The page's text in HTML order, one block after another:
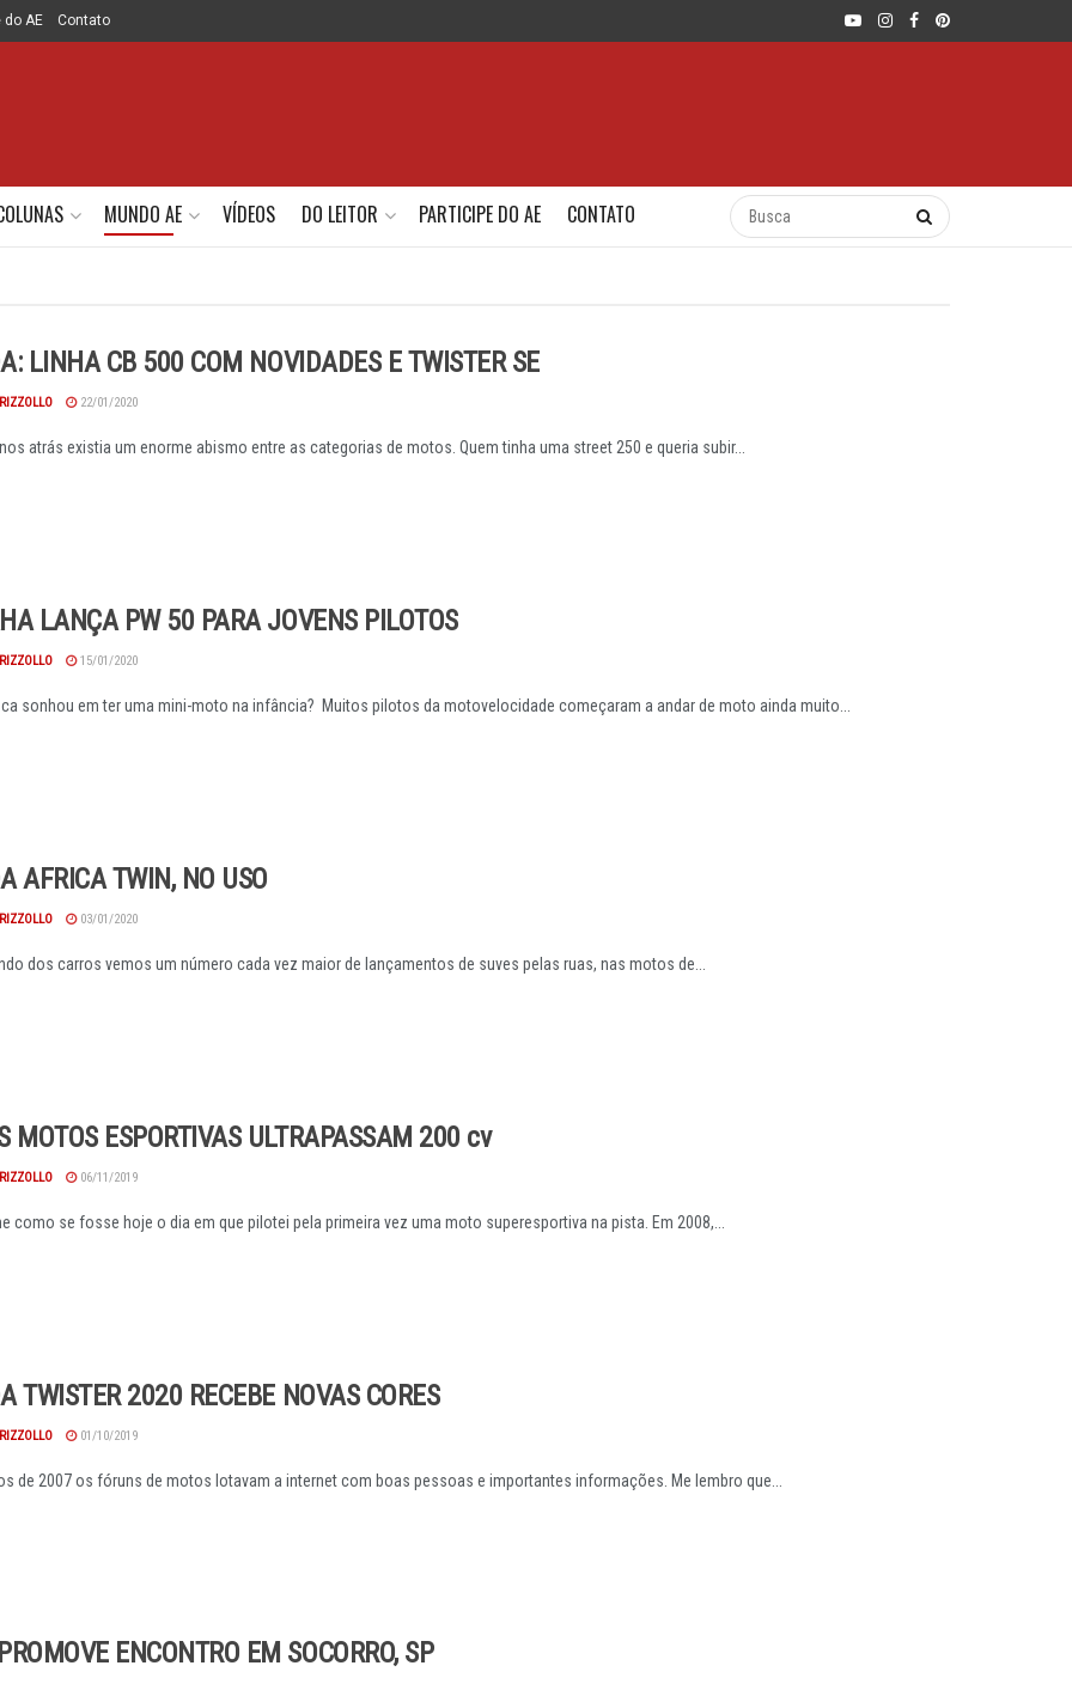
do AE Contato
MUNDO AE VÍDEOS DO LEITOR PARTICIPE DO AE CONTATO
LINHA CB 500 COM NOVIDADES E TWISTER SE
22/01/2020
atrás existia um enorme abismo entre as categorias de motos. Quem tinha uma street 250 e queria subir...
LANÇA PW 50 PARA JOVENS PILOTOS
15/01/2020
sonhou em ter uma mini-moto na infância? Muitos pilotos da motovelocidade começaram a andar de moto ainda muito...
AFRICA TWIN, NO USO
03/01/2020
dos carros vemos um número cada vez maior de lançamentos de suves pelas ruas, nas motos de...
MOTOS ESPORTIVAS ULTRAPASSAM 200 cv
06/11/2019
como se fosse hoje o dia em que pilotei pela primeira vez uma moto superesportiva na pista. Em 2008,...
TWISTER 2020 RECEBE NOVAS CORES
01/10/2019
de 2007 os fóruns de motos lotavam a internet com boas pessoas e importantes informações. Me lembro que...
ENCONTRO EM SOCORRO, SP